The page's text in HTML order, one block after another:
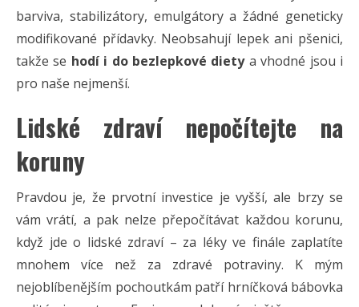
barviva, stabilizátory, emulgátory a žádné geneticky
modifikované přídavky. Neobsahují lepek ani pšenici,
takže se hodí i do bezlepkové dietya vhodné jsou i
pro naše nejmenší.
Lidské zdraví nepočítejte na
koruny
Pravdou je, že prvotní investice je vyšší, ale brzy se
vám vrátí, a pak nelze přepočítávat každou korunu,
když jde o lidské zdraví – za léky ve finále zaplatíte
mnohem více než za zdravé potraviny. K mým
nejoblíbenějším pochoutkám patří hrníčková bábovka